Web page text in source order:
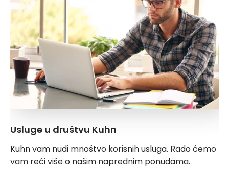
Usluge u društvu Kuhn
Kuhn vam nudi mnoštvo korisnih usluga. Rado ćemo
vam reći više o našim naprednim ponudama.